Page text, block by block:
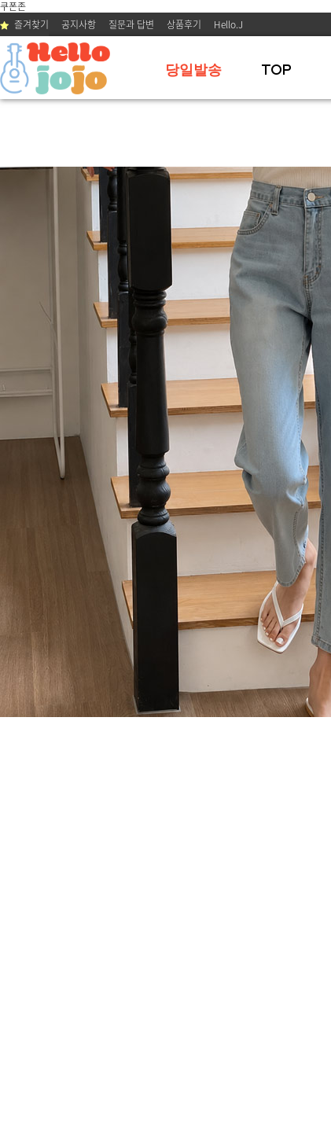
쿠폰존
즐겨찾기 공지사항 질문과 답변 상품후기 Hello.J
당일발송 TOP